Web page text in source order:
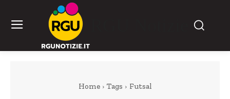
Home Tags Futsal